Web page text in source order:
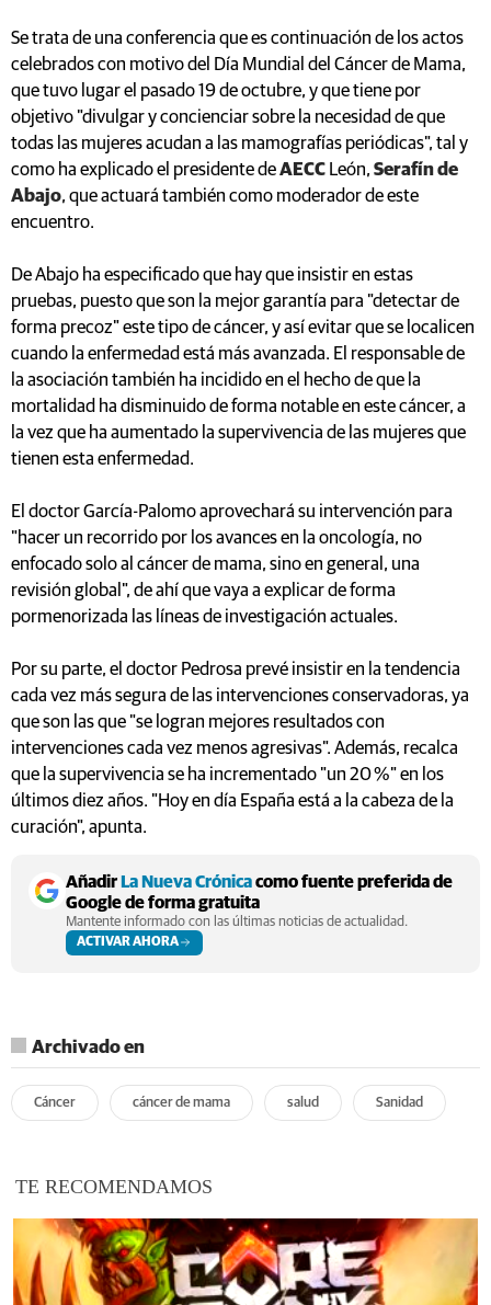
Se trata de una conferencia que es continuación de los actos
celebrados con motivo del Día Mundial del Cáncer de Mama,
que tuvo lugar el pasado 19 de octubre, y que tiene por
objetivo "divulgar y concienciar sobre la necesidad de que
todas las mujeres acudan a las mamografías periódicas", tal y
como ha explicado el presidente deAECC León, Serafín de
Abajo, que actuará también como moderador de este
encuentro.
De Abajo ha especificado que hay que insistir en estas
pruebas, puesto que son la mejor garantía para "detectar de
forma precoz" este tipo de cáncer, y así evitar que se localicen
cuando la enfermedad está más avanzada. El responsable de
la asociación también ha incidido en el hecho de que la
mortalidad ha disminuido de forma notable en este cáncer, a
la vez que ha aumentado la supervivencia de las mujeres que
tienen esta enfermedad.
El doctor García-Palomo aprovechará su intervención para
"hacer un recorrido por los avances en la oncología, no
enfocado solo al cáncer de mama, sino en general, una
revisión global", de ahí que vaya a explicar de forma
pormenorizada las líneas de investigación actuales.
Por su parte, el doctor Pedrosa prevé insistir en la tendencia
cada vez más segura de las intervenciones conservadoras, ya
que son las que "se logran mejores resultados con
intervenciones cada vez menos agresivas". Además, recalca
que la supervivencia se ha incrementado "un 20 %" en los
últimos diez años. "Hoy en día España está a la cabeza de la
curación", apunta.
AñadirLa Nueva Crónicacomo fuente preferida de
Google de forma gratuita
Mantente informado con las últimas noticias de actualidad.
ACTIVAR AHORA
Archivado en
Cáncer cáncer de mama salud Sanidad
TE RECOMENDAMOS